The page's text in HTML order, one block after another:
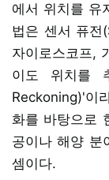
에서 위치를 유
법은 센서 퓨전
자이로스코프,
이도 위치를
Reckoning)'이
화를 바탕으로
공이나 해양 분
셈이다.